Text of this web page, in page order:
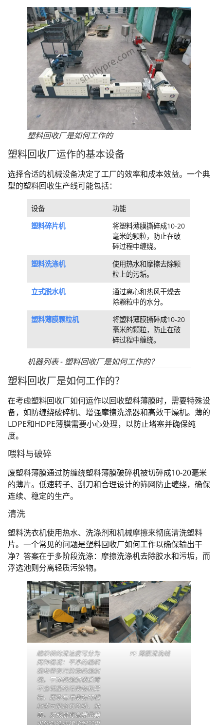
塑料回收厂是如何工作的
塑料回收厂运作的基本设备
选择合适的机械设备决定了工厂的效率和成本效益。一个典
型的塑料回收生产线可能包括：
设备 功能
塑料碎片机
将塑料薄膜撕碎成10-20
毫米的颗粒，防止在破
碎过程中缠绕。
塑料洗涤机
使用热水和摩擦去除颗
粒上的污垢。
立式脱水机
通过离心和热风干燥去
除颗粒中的水分。
塑料薄膜颗粒机
将塑料薄膜撕碎成10-20
毫米的颗粒，防止在破
碎过程中缠绕。
机器列表 - 塑料回收厂是如何工作的？
塑料回收厂是如何工作的？
在考虑塑料回收厂如何运作以回收塑料薄膜时，需要特殊设
备，如防缠绕破碎机、增强摩擦洗涤器和高效干燥机。薄的
LDPE和HDPE薄膜需要小心处理，以防止堵塞并确保纯
度。
喂料与破碎
废塑料薄膜通过防缠绕塑料薄膜破碎机被切碎成10-20毫米
的薄片。低速转子、刮刀和合理设计的筛网防止缠绕，确保
连续、稳定的生产。
清洗
塑料洗衣机使用热水、洗涤剂和机械摩擦来彻底清洗塑料
片。一个常见的问题是塑料回收厂如何工作以确保输出干
净？答案在于多阶段洗涤：摩擦洗涤机去除胶水和污垢，而
浮选池则分离轻质污染物。
编织袋的清洁度可分为
两种情况：干净的编织
袋和带有污染物的编织
袋。干净的编织袋通常
不含明显的污染物和异
物，而带有污染物的编
织袋可能含有杂质、油
等。对成品有高质量要
PE 薄膜清洗线